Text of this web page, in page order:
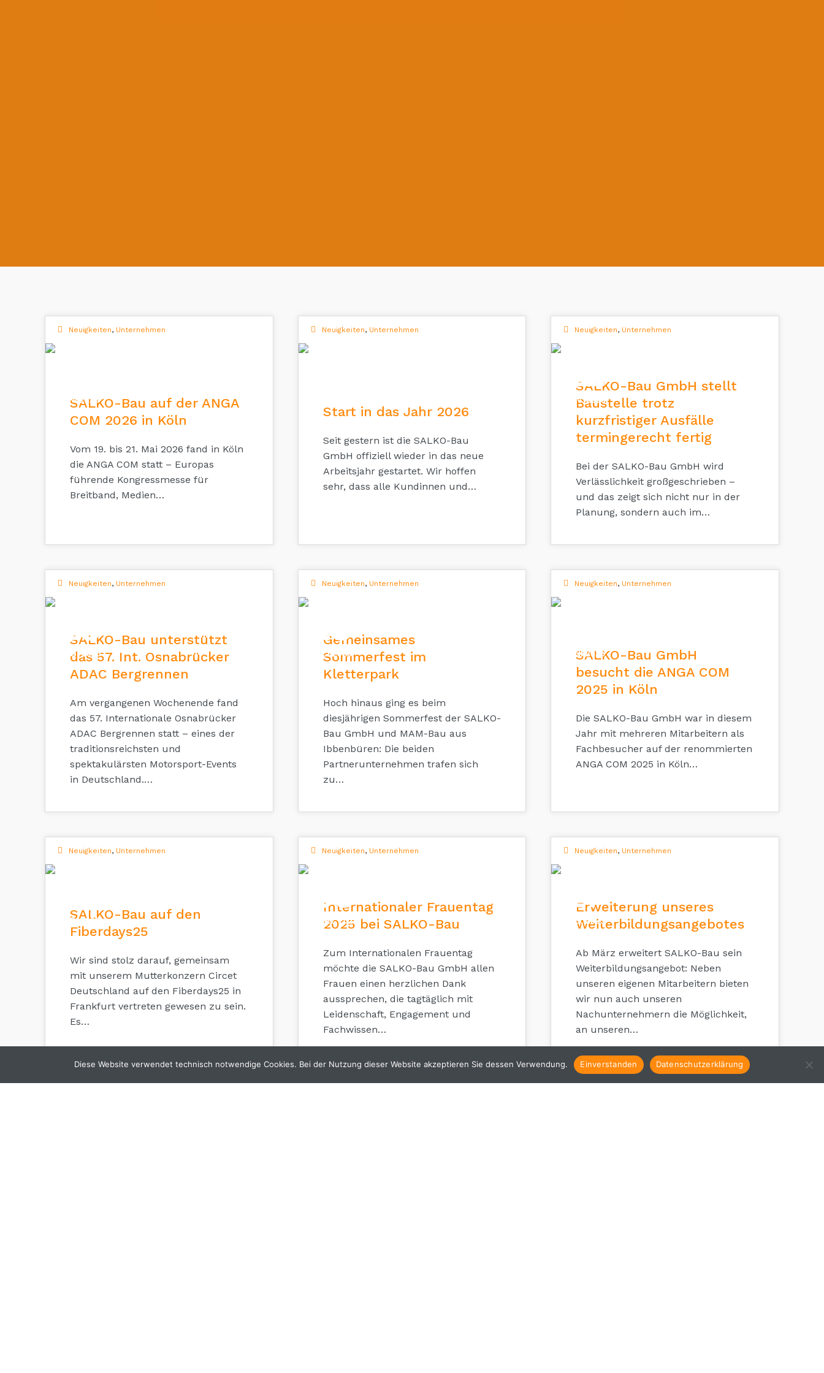
Neuigkeiten, Unternehmen
JUNI 2026
SALKO-Bau auf der ANGA
COM 2026 in Köln
Vom 19. bis 21. Mai 2026 fand in Köln
die ANGA COM statt – Europas
führende Kongressmesse für
Breitband, Medien…
Neuigkeiten, Unternehmen
Start in das Jahr 2026
Seit gestern ist die SALKO-Bau
GmbH offiziell wieder in das neue
Arbeitsjahr gestartet. Wir hoffen
sehr, dass alle Kundinnen und…
Neuigkeiten, Unternehmen
12
NOV. 2025
SALKO-Bau GmbH stellt
Baustelle trotz
kurzfristiger Ausfälle
termingerecht fertig
Bei der SALKO-Bau GmbH wird
Verlässlichkeit großgeschrieben –
und das zeigt sich nicht nur in der
Planung, sondern auch im…
Neuigkeiten, Unternehmen
18
AUG. 2025
SALKO-Bau unterstützt
das 57. Int. Osnabrücker
ADAC Bergrennen
Am vergangenen Wochenende fand
das 57. Internationale Osnabrücker
ADAC Bergrennen statt – eines der
traditionsreichsten und
spektakulärsten Motorsport-Events
in Deutschland.…
Neuigkeiten, Unternehmen
28
JULI 2025
Gemeinsames
Sommerfest im
Kletterpark
Hoch hinaus ging es beim
diesjährigen Sommerfest der SALKO-
Bau GmbH und MAM-Bau aus
Ibbenbüren: Die beiden
Partnerunternehmen trafen sich
zu…
Neuigkeiten, Unternehmen
JUNI 2025
SALKO-Bau GmbH
besucht die ANGA COM
2025 in Köln
Die SALKO-Bau GmbH war in diesem
Jahr mit mehreren Mitarbeitern als
Fachbesucher auf der renommierten
ANGA COM 2025 in Köln…
Neuigkeiten, Unternehmen
APR. 2025
SALKO-Bau auf den
Fiberdays25
Wir sind stolz darauf, gemeinsam
mit unserem Mutterkonzern Circet
Deutschland auf den Fiberdays25 in
Frankfurt vertreten gewesen zu sein.
Es…
Neuigkeiten, Unternehmen
08
MÄRZ 2025
Internationaler Frauentag
2025 bei SALKO-Bau
Zum Internationalen Frauentag
möchte die SALKO-Bau GmbH allen
Frauen einen herzlichen Dank
aussprechen, die tagtäglich mit
Leidenschaft, Engagement und
Fachwissen…
Neuigkeiten, Unternehmen
17
FEB. 2025
Erweiterung unseres
Weiterbildungsangebotes
Ab März erweitert SALKO-Bau sein
Weiterbildungsangebot: Neben
unseren eigenen Mitarbeitern bieten
wir nun auch unseren
Nachunternehmern die Möglichkeit,
an unseren…
Diese Website verwendet technisch notwendige Cookies. Bei der Nutzung dieser Website akzeptieren Sie dessen Verwendung. Einverstanden Datenschutzerklärung